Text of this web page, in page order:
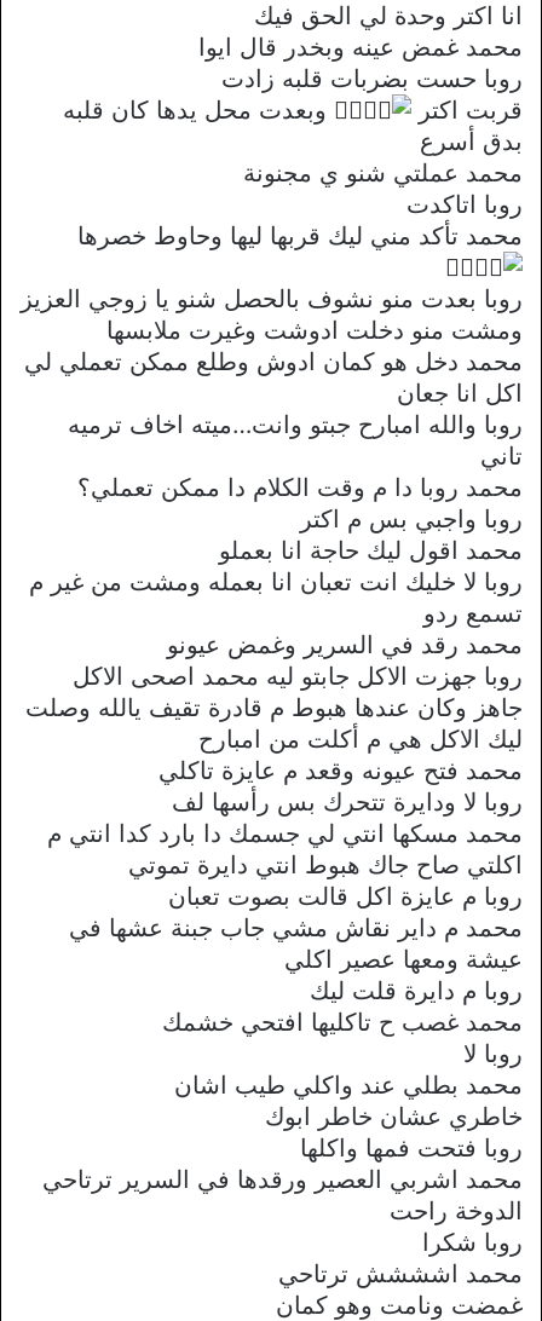
انا اكتر وحدة لي الحق فيك
محمد غمض عينه وبخدر قال ايوا
روبا حست بضربات قلبه زادت
قربت اكتر
وبعدت محل يدها كان قلبه
بدق أسرع
محمد عملتي شنو ي مجنونة
روبا اتاكدت
محمد تأكد مني ليك قربها ليها وحاوط خصرها
روبا بعدت منو نشوف بالحصل شنو يا زوجي العزيز
ومشت منو دخلت ادوشت وغيرت ملابسها
محمد دخل هو كمان ادوش وطلع ممكن تعملي لي
اكل انا جعان
روبا والله امبارح جبتو وانت…ميته اخاف ترميه
تاني
محمد روبا دا م وقت الكلام دا ممكن تعملي؟
روبا واجبي بس م اكتر
محمد اقول ليك حاجة انا بعملو
روبا لا خليك انت تعبان انا بعمله ومشت من غير م
تسمع ردو
محمد رقد في السرير وغمض عيونو
روبا جهزت الاكل جابتو ليه محمد اصحى الاكل
جاهز وكان عندها هبوط م قادرة تقيف يالله وصلت
ليك الاكل هي م أكلت من امبارح
محمد فتح عيونه وقعد م عايزة تاكلي
روبا لا ودايرة تتحرك بس رأسها لف
محمد مسكها انتي لي جسمك دا بارد كدا انتي م
اكلتي صاح جاك هبوط انتي دايرة تموتي
روبا م عايزة اكل قالت بصوت تعبان
محمد م داير نقاش مشي جاب جبنة عشها في
عيشة ومعها عصير اكلي
روبا م دايرة قلت ليك
محمد غصب ح تاكليها افتحي خشمك
روبا لا
محمد بطلي عند واكلي طيب اشان
خاطري عشان خاطر ابوك
روبا فتحت فمها واكلها
محمد اشربي العصير ورقدها في السرير ترتاحي
الدوخة راحت
روبا شكرا
محمد اشششش ترتاحي
غمضت ونامت وهو كمان